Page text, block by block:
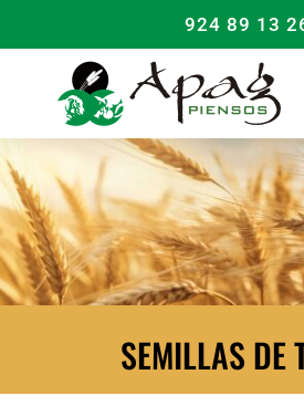
924 89 13
SEMILLAS DE